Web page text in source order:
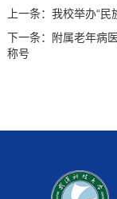
上一条： 我校举办“民
下一条：
附属老年病
称号